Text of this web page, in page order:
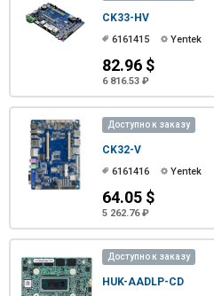
CK33-HV
6161415 Yentek
82.96 $
6 816.53 ₽
Доступно к заказу
CK32-V
6161416 Yentek
64.05 $
5 262.76 ₽
Доступно к заказу
HUK-AADLP-CD